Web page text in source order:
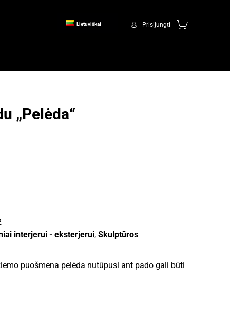
Prisijungti
Lietuviškai
„Pelėda“
interjerui - eksterjerui,Skulptūros
puošmena pelėda nutūpusi ant pado gali būti